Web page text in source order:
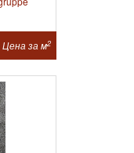
Цена за м2